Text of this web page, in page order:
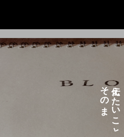
え
た
い
こ
と
そ
の
ま
ま